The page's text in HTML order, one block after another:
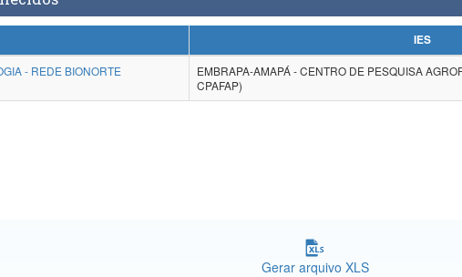
IES
- REDE BIONORTE
EMBRAPA-AMAPÁ - CENTRO DE PESQUISA
CPAFAP)
Gerar arquivo XLS